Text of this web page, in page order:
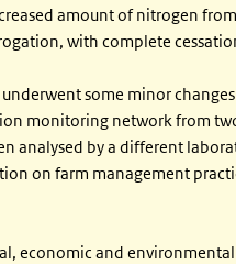
amount of nitrogen
with complete
some minor
monitoring network from
analysed by a different
on farm management
economic and